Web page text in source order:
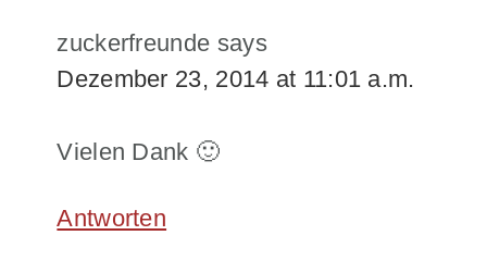
zuckerfreunde says
Dezember 23, 2014 at 11:01 a.m.
Vielen Dank 🙂
Antworten